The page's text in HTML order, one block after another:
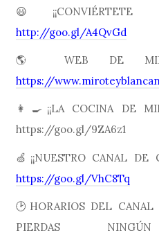
http://goo.gl/A4QvGd
🌎 WEB DE
https://
👩🍳¡¡LA COCINA DE
https://goo.gl/9ZA6z1
🍏¡¡NUESTRO CANAL
https://goo.gl/VhC8Tq
🕑HORARIOS DEL
PIERDAS